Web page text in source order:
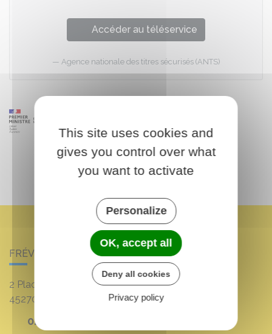
Accéder au téléservice
Agence nationale des titres sécurisés (ANTS)
FRÉVILLE-DU-GÂTINAIS
2 Place Louis Croum
45270
Fréville-du-Gâtinais
02 38 90 11 16
This site uses cookies and
gives you control over what
you want to activate
Personalize
OK, accept all
Deny all cookies
Privacy policy